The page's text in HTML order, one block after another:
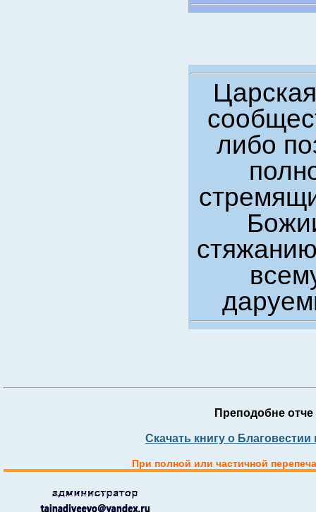
либо
Преподобне
Скачать книгу о
При полной или частичной